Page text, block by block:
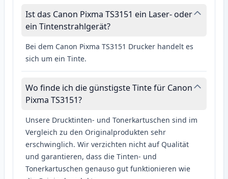
Ist das Canon Pixma TS3151 ein Laser- oder
ein Tintenstrahlgerät?
Bei dem Canon Pixma TS3151 Drucker handelt es
sich um ein Tinte.
Wo finde ich die günstigste Tinte für Canon
Pixma TS3151?
Unsere Drucktinten- und Tonerkartuschen sind im
Vergleich zu den Originalprodukten sehr
erschwinglich. Wir verzichten nicht auf Qualität
und garantieren, dass die Tinten- und
Tonerkartuschen genauso gut funktionieren wie